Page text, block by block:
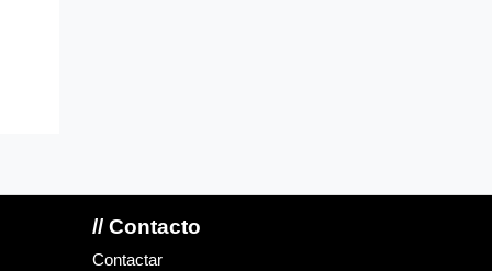
// Contacto
Contactar